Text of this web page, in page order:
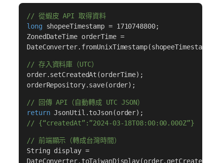
// 從蝦皮 API 取得資料
long shopeeTimestamp = 1710748800;
ZonedDateTime orderTime =
DateConverter.fromUnixTimestamp(shopeeTimestamp);
// 存入資料庫（UTC）
order.setCreatedAt(orderTime);
orderRepository.save(order);
// 回傳 API（自動轉成 UTC JSON）
returnJsonUtil.toJson(order);
// {“createdAt”:”2024-03-18T08:00:00.000Z”}
// 前端顯示（轉成台灣時間）
String display =